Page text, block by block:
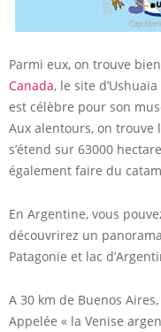
Parmi eux, on trouve
Canada, le site
est célèbre pour son
Aux alentours, on trouve
s’étend sur 63000
également faire du
En Argentine, vous
découvrirez un
Patagonie et lac
A 30 km de Buenos
Appelée « la Venise